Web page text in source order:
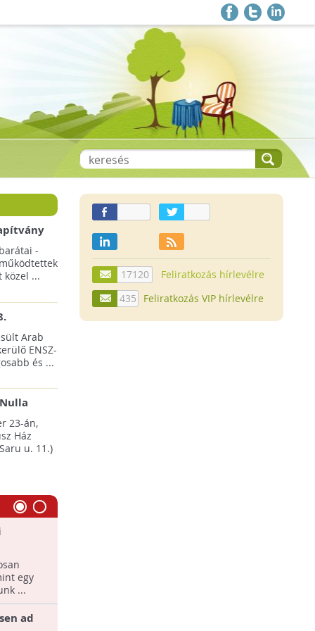
-
közel ...
Arab
ENSZ-
és ...
23-án,
Ház
u. 11.)
egy
...
ad
17120
Feliratkozás hírlevélre
435
Feliratkozás VIP hírlevélre